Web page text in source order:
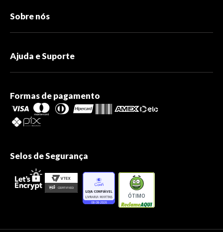
Sobre nós
Ajuda e Suporte
Formas de pagamento
Selos de Segurança
ÓTIMO